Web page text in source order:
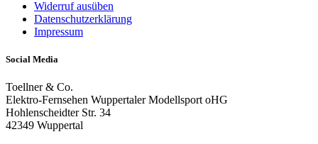
Widerruf ausüben
Datenschutzerklärung
Impressum
Social Media
Toellner & Co.
Elektro-Fernsehen Wuppertaler Modellsport oHG
Hohlenscheidter Str. 34
42349 Wuppertal